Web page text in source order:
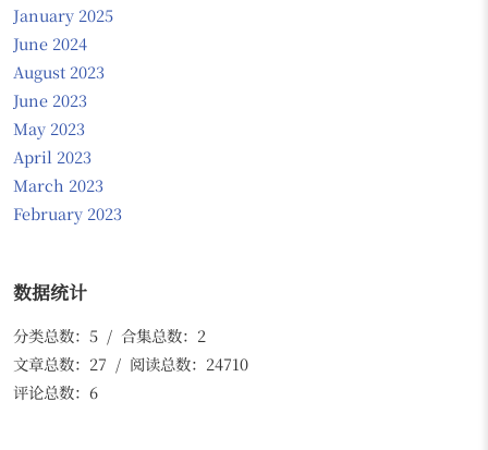
January 2025
June 2024
August 2023
June 2023
May 2023
April 2023
March 2023
February 2023
数据统计
分类总数：5 / 合集总数：2
文章总数：27 / 阅读总数：24710
评论总数：6